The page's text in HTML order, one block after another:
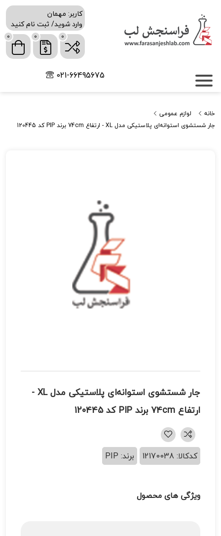
کاربر: مهمان
وارد شوید/ ثبت نام کنید
0 0 0
021-66495675
خانه
لوازم عمومی
جار شستشوی استوانه‌ای پلاستیکی مدل XL - ارتفاع 74cm برند PIP کد 120445
جار شستشوی استوانه‌ای پلاستیکی مدل XL -
ارتفاع 74cm برند PIP کد 120445
کدکالا: 12170038 برند: PIP
ویژگی های محصول